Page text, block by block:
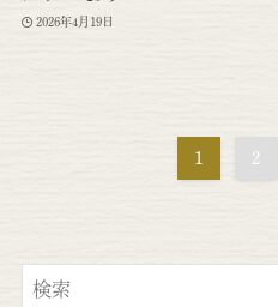
2026年4月19日
1 2